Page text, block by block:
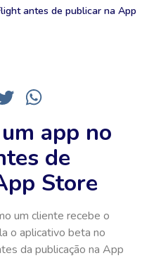
antes de publicar na App
app no
de
Store
um cliente recebe o
o aplicativo beta no
da publicação na App